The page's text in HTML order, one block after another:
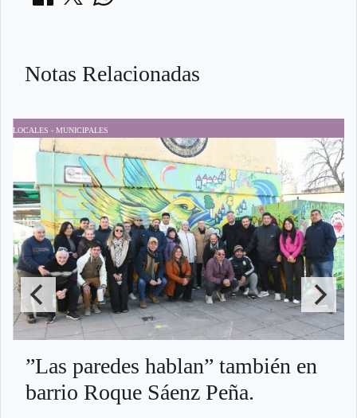
Notas Relacionadas
LOCALES - MUNICIPALES
”Las paredes hablan” también en
barrio Roque Sáenz Peña.